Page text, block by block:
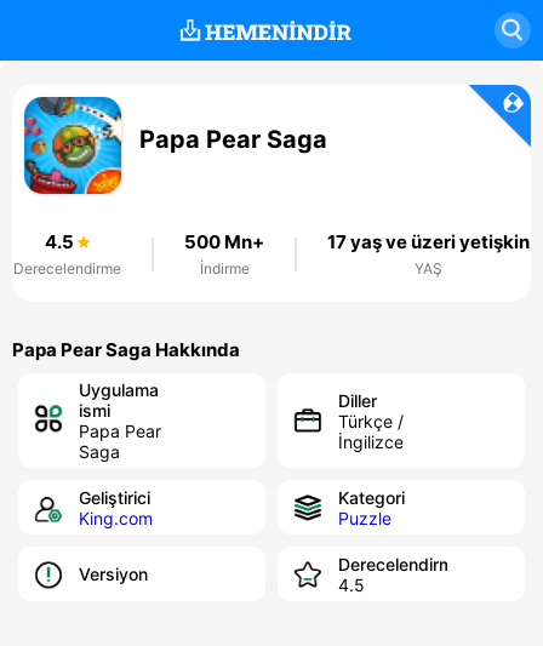
Papa Pear Saga
4.5
Derecelendirme
500 Mn+
İndirme
17 yaş ve üzeri yetişkin
YAŞ
Papa Pear Saga Hakkında
Uygulama
ismi
Papa Pear
Saga
Diller
Türkçe /
İngilizce
Geliştirici
King.com
Kategori
Puzzle
Versiyon
Derecelendirme
4.5